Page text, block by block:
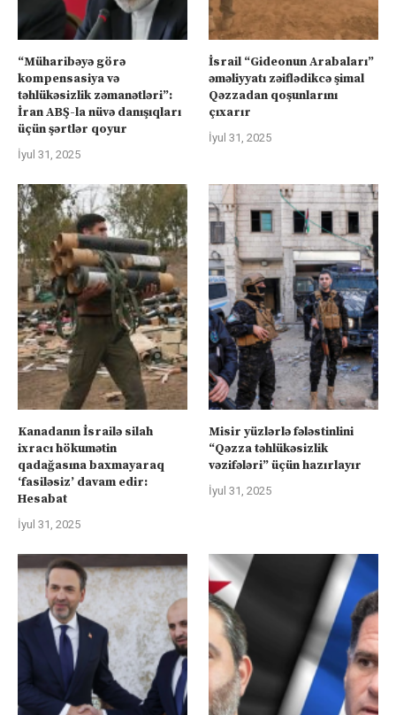
“Müharibəyə görə
kompensasiya və
təhlükəsizlik zəmanətləri”:
İran ABŞ-la nüvə danışıqları
üçün şərtlər qoyur
İyul 31, 2025
İsrail “Gideonun Arabaları”
əməliyyatı zəiflədikcə şimal
Qəzzadan qoşunlarını
çıxarır
İyul 31, 2025
Kanadanın İsrailə silah
ixracı hökumətin
qadağasına baxmayaraq
‘fasiləsiz’ davam edir:
Hesabat
İyul 31, 2025
Misir yüzlərlə fələstinlini
“Qəzza təhlükəsizlik
vəzifələri” üçün hazırlayır
İyul 31, 2025